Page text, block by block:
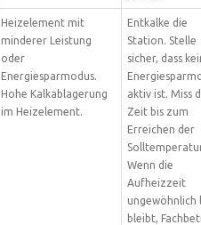
Heizelement mit
minderer Leistung
oder
Energiesparmodus.
Hohe Kalkablagerung
im Heizelement.
Entkalke die
Station. Stelle
sicher, dass
aktiv ist. Miss
Zeit bis zum
Erreichen der
Wenn die
Aufheizzeit
ungewöhnlich
bleibt,